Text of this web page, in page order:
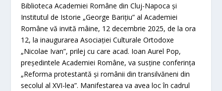
Biblioteca Academiei Române din Cluj-Napoca și
Institutul de Istorie „George Barițiu” al Academiei
Române vă invită mâine, 12 decembrie 2025, de la ora
12, la inaugurarea Asociației Culturale Ortodoxe
„Nicolae Ivan”, prilej cu care acad. Ioan Aurel Pop,
președintele Academiei Române, va susține conferința
„Reforma protestantă și românii din transilvăneni din
secolul al XVI-lea”. Manifestarea va avea loc în cadrul